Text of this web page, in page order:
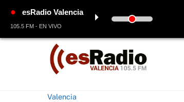
Skip
● esRadio Valencia
105.5 FM - EN VIVO
⏵
Valencia